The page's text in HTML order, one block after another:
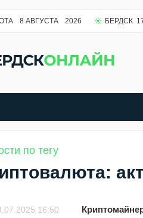
8 АВГУСТА 2026 БЕРДСК
по тегу
16:50